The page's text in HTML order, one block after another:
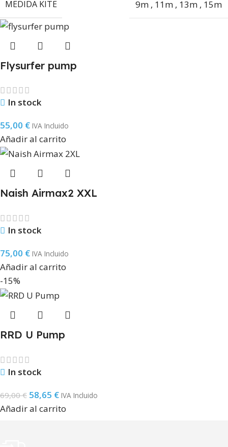
MEDIDA KITE 9m , 11m , 13m , 15m
Flysurfer pump
In stock
55,00 € IVA Incluido
Añadir al carrito
Naish Airmax2 XXL
In stock
75,00 € IVA Incluido
Añadir al carrito
-15%
RRD U Pump
In stock
69,00€ 58,65 € IVA Incluido
Añadir al carrito